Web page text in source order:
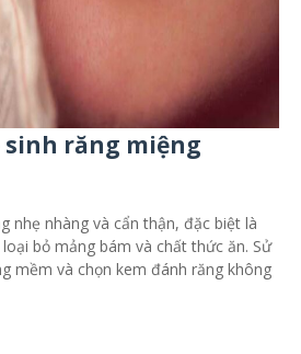
sinh răng miệng
nhẹ nhàng và cẩn thận, đặc biệt là
bỏ mảng bám và chất thức ăn. Sử
mềm và chọn kem đánh răng không